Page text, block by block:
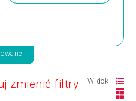
zmienić filtry
Widok